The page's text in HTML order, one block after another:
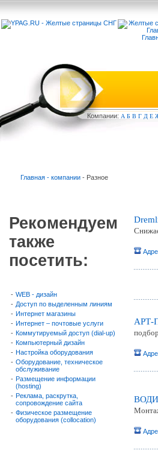
Компании: А Б В Г Д Е
Главная - компании - Разное
Рекомендуем
также
посетить:
- WEB - дизайн
- Доступ по выделенным линиям
- Интернет магазины
- Интернет – почтовые услуги
- Коммутируемый доступ (dial-up)
- Компьютерный дизайн
- Настройка оборудования
- Оборудование, техническое
обслуживание
- Размещение информации
(hosting)
- Реклама, раскрутка,
сопровождение сайта
- Физическое размещение
оборудования (collocation)
АРТ-